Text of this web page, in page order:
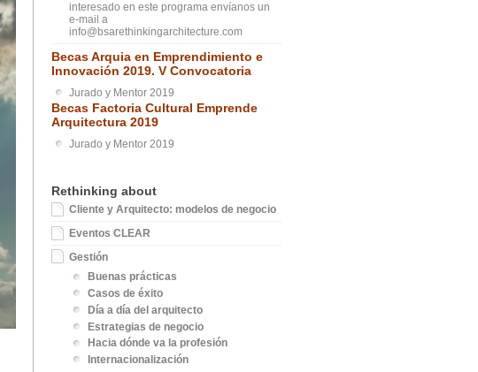
interesado en este programa envíanos un
e-mail a
info@bsarethinkingarchitecture.com
Becas Arquia en Emprendimiento e
Innovación 2019. V Convocatoria
Jurado y Mentor 2019
Becas Factoria Cultural Emprende
Arquitectura 2019
Jurado y Mentor 2019
Rethinking about
Cliente y Arquitecto: modelos de negocio
Eventos CLEAR
Gestión
Buenas prácticas
Casos de éxito
Día a día del arquitecto
Estrategias de negocio
Hacia dónde va la profesión
Internacionalización